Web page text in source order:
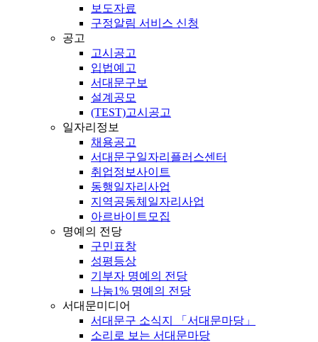
보도자료
구정알림 서비스 신청
공고
고시공고
입법예고
서대문구보
설계공모
(TEST)고시공고
일자리정보
채용공고
서대문구일자리플러스센터
취업정보사이트
동행일자리사업
지역공동체일자리사업
아르바이트모집
명예의 전당
구민표창
성평등상
기부자 명예의 전당
나눔1% 명예의 전당
서대문미디어
서대문구 소식지 「서대문마당」
소리로 보는 서대문마당